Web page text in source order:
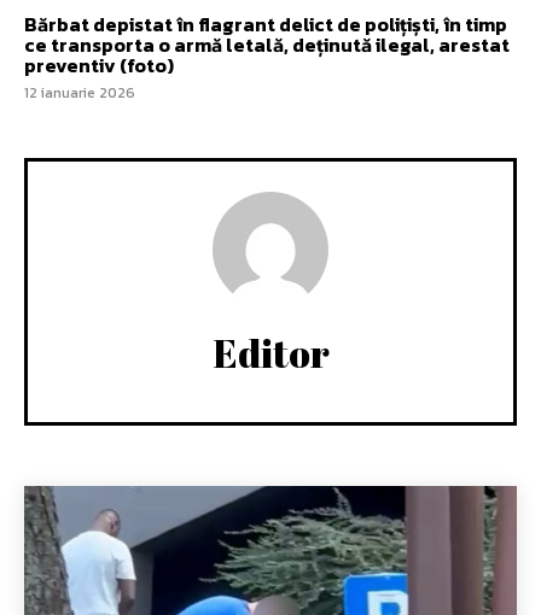
Bărbat depistat în flagrant delict de polițiști, în timp
ce transporta o armă letală, deținută ilegal, arestat
preventiv (foto)
12 ianuarie 2026
Editor